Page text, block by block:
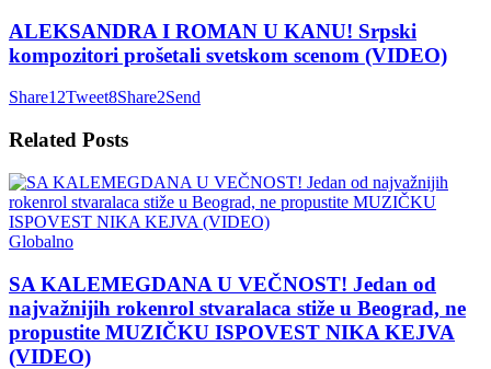
ALEKSANDRA I ROMAN U KANU! Srpski
kompozitori prošetali svetskom scenom (VIDEO)
Share12Tweet8Share2Send
Related Posts
Globalno
SA KALEMEGDANA U VEČNOST! Jedan od
najvažnijih rokenrol stvaralaca stiže u Beograd, ne
propustite MUZIČKU ISPOVEST NIKA KEJVA
(VIDEO)